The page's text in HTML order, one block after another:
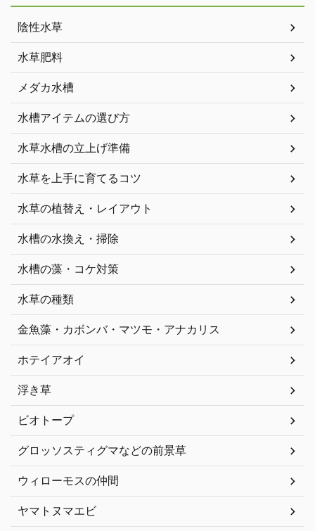
陰性水草
水草肥料
メダカ水槽
水槽アイテムの選び方
水草水槽の立上げ準備
水草を上手に育てるコツ
水草の植替え・レイアウト
水槽の水換え・掃除
水槽の藻・コケ対策
水草の種類
金魚藻・カボンバ・マツモ・アナカリス
ホテイアオイ
浮き草
ビオトープ
グロッソスティグマなどの前景草
ウィローモスの仲間
ヤマトヌマエビ